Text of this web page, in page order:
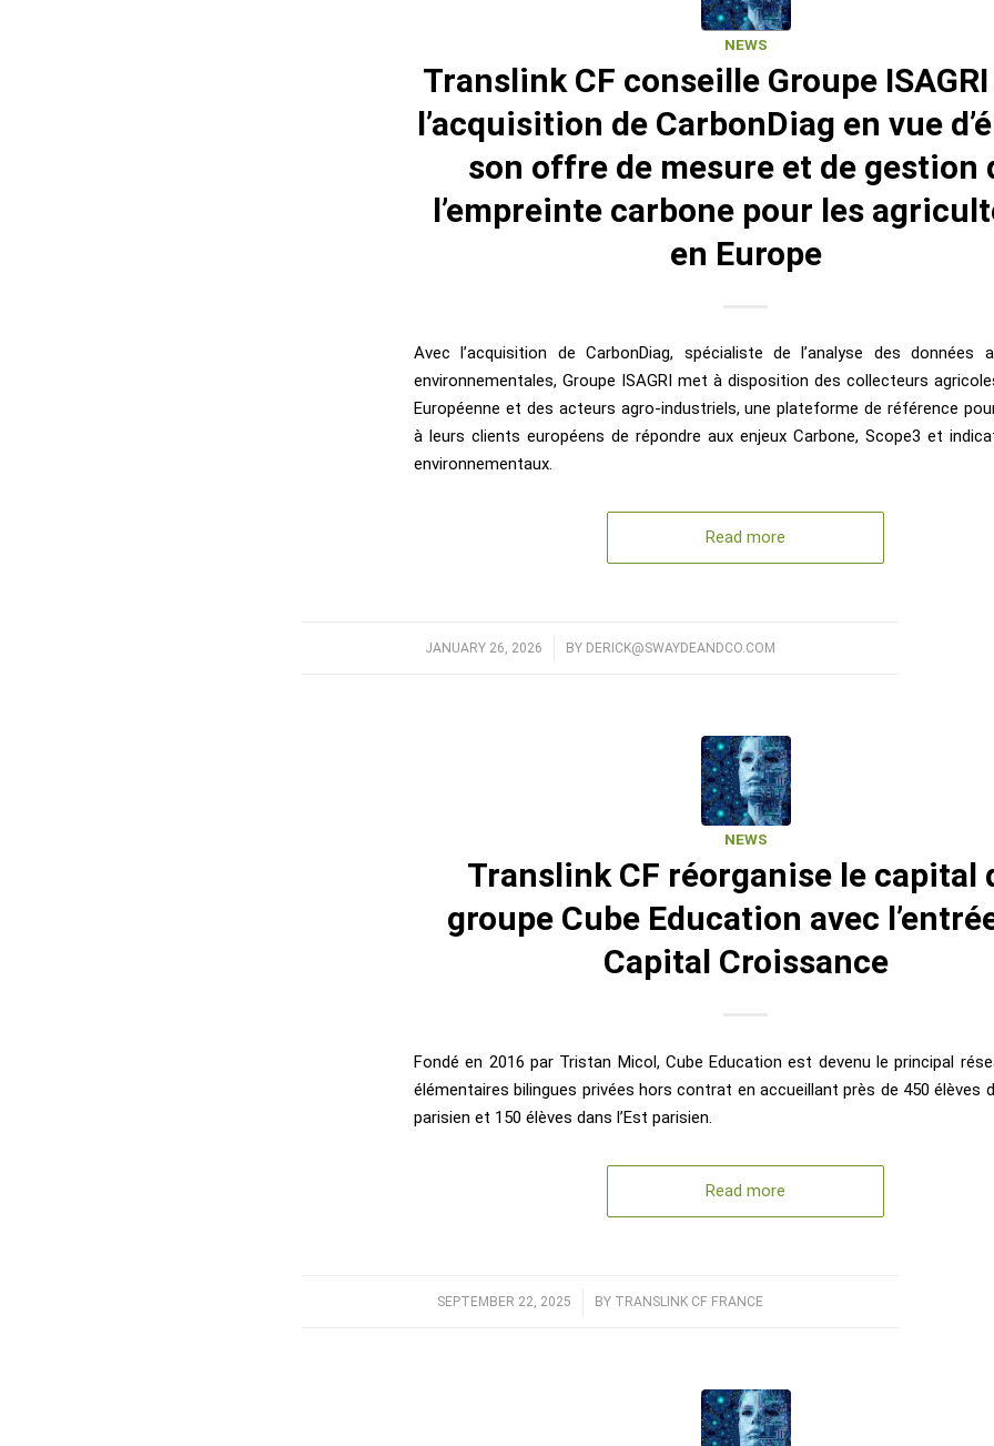
NEWS
Translink CF conseille Groupe
l’acquisition de CarbonDiag en vue
son offre de mesure et de gestion
l’empreinte carbone pour les
en Europe
Avec l’acquisition de CarbonDiag, spécialiste de l’analyse des données
environnementales, Groupe ISAGRI met à disposition des collecteurs
Européenne et des acteurs agro-industriels, une plateforme de référence
à leurs clients européens de répondre aux enjeux Carbone, Scope3 et
environnementaux.
Read more
JANUARY 26, 2026
/ BY DERICK@SWAYDEANDCO.COM
NEWS
Translink CF réorganise le capital
groupe Cube Education avec
Capital Croissance
Fondé en 2016 par Tristan Micol, Cube Education est devenu le principal
élémentaires bilingues privées hors contrat en accueillant près de 450 élèves
parisien et 150 élèves dans l’Est parisien.
Read more
SEPTEMBER 22, 2025
/ BY TRANSLINK CF FRANCE